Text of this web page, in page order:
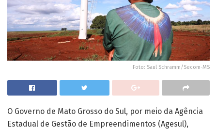
Foto: Saul Schramm/Secom-MS
O Governo de Mato Grosso do Sul, por meio da Agência
Estadual de Gestão de Empreendimentos (Agesul),